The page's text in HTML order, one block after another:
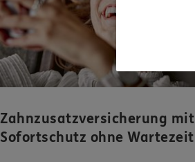
Zahnzusatzversicherung mit
Sofortschutz ohne Wartezeit